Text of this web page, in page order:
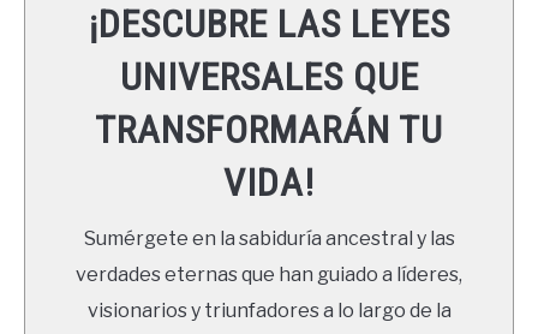
LEYES UNIVERSALES
RECURSOS
NEWSLETTER
¡DESCUBRE LAS LEYES
UNIVERSALES QUE
TRANSFORMARÁN TU
VIDA!
Sumérgete en la sabiduría ancestral y las
verdades eternas que han guiado a líderes,
visionarios y triunfadores a lo largo de la